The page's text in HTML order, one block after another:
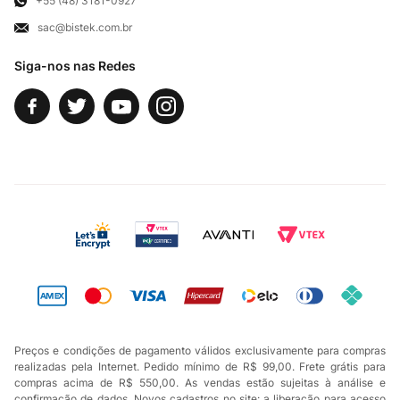
Siga-nos nas Redes
Fale Conosco
sac@bistek.com.br
Preços e condições de pagamento válidos exclusivamente para compras
realizadas pela Internet. Pedido mínimo de R$ 99,00. Frete grátis para
compras acima de R$ 550,00. As vendas estão sujeitas à análise e